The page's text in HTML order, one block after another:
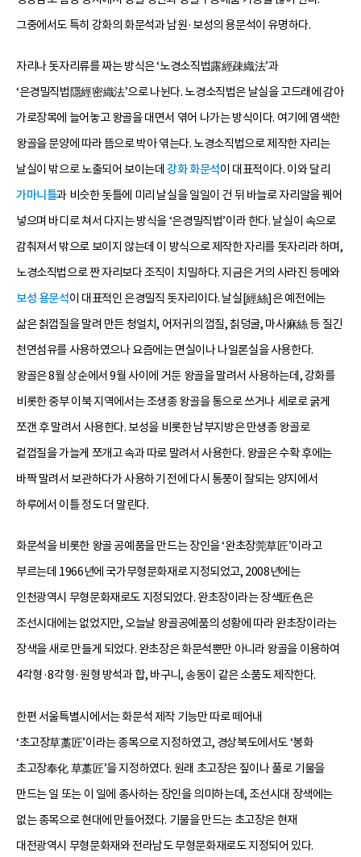
그중에서도 특히 강화의 화문석과 남원·보성의 용문석이 유명하다.
자리나 돗자리류를 짜는 방식은 ‘노경소직법露經疎織法’과
‘은경밀직법隱經密織法’으로 나뉜다. 노경소직법은 날실을 고드래에 감아
가로장목에 늘어놓고 왕골을 대면서 엮어 나가는 방식이다. 여기에 염색한
왕골을 문양에 따라 뜸으로 박아 엮는다. 노경소직법으로 제작한 자리는
날실이 밖으로 노출되어 보이는데강화 화문석이 대표적이다. 이와 달리
가마니틀과 비슷한 돗틀에 미리 날실을 일일이 건 뒤 바늘로 자리알을 꿰어
넣으며 바디로 쳐서 다지는 방식을 ‘은경밀직법’이라 한다. 날실이 속으로
감춰져서 밖으로 보이지 않는데 이 방식으로 제작한 자리를 돗자리라 하며,
노경소직법으로 짠 자리보다 조직이 치밀하다. 지금은 거의 사라진 등메와
보성 용문석이 대표적인 은경밀직 돗자리이다. 날실[經絲]은 예전에는
삶은 칡껍질을 말려 만든 청얼치, 어저귀의 껍질, 칡덩굴, 마사麻絲 등 질긴
천연섬유를 사용하였으나 요즘에는 면실이나 나일론실을 사용한다.
왕골은 8월 상순에서 9월 사이에 거둔 왕골을 말려서 사용하는데, 강화를
비롯한 중부 이북 지역에서는 조생종 왕골을 통으로 쓰거나 세로로 굵게
쪼갠 후 말려서 사용한다. 보성을 비롯한 남부지방은 만생종 왕골로
겉껍질을 가늘게 쪼개고 속과 따로 말려서 사용한다. 왕골은 수확 후에는
바짝 말려서 보관하다가 사용하기 전에 다시 통풍이 잘되는 양지에서
하루에서 이틀 정도 더 말린다.
화문석을 비롯한 왕골 공예품을 만드는 장인을 ‘완초장莞草匠’이라고
부르는데 1966년에 국가무형문화재로 지정되었고, 2008년에는
인천광역시 무형문화재로도 지정되었다. 완초장이라는 장색匠色은
조선시대에는 없었지만, 오늘날 왕골공예품의 성황에 따라 완초장이라는
장색을 새로 만들게 되었다. 완초장은 화문석뿐만 아니라 왕골을 이용하여
4각형·8각형·원형 방석과 합, 바구니, 송동이 같은 소품도 제작한다.
한편 서울특별시에서는 화문석 제작 기능만 따로 떼어내
‘초고장草藁匠’이라는 종목으로 지정하였고, 경상북도에서도 ‘봉화
초고장奉化 草藁匠’을 지정하였다. 원래 초고장은 짚이나 풀로 기물을
만드는 일 또는 이 일에 종사하는 장인을 의미하는데, 조선시대 장색에는
없는 종목으로 현대에 만들어졌다. 기물을 만드는 초고장은 현재
대전광역시 무형문화재와 전라남도 무형문화재로도 지정되어 있다.